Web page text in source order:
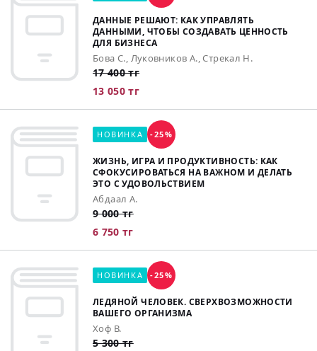
ДАННЫЕ РЕШАЮТ: КАК УПРАВЛЯТЬ
ДАННЫМИ, ЧТОБЫ СОЗДАВАТЬ ЦЕННОСТЬ
ДЛЯ БИЗНЕСА
Бова С., Луковников А., Стрекал Н.
17 400 тг
13 050 тг
НОВИНКА -25%
ЖИЗНЬ, ИГРА И ПРОДУКТИВНОСТЬ: КАК
СФОКУСИРОВАТЬСЯ НА ВАЖНОМ И ДЕЛАТЬ
ЭТО С УДОВОЛЬСТВИЕМ
Абдаал А.
9 000 тг
6 750 тг
НОВИНКА -25%
ЛЕДЯНОЙ ЧЕЛОВЕК. СВЕРХВОЗМОЖНОСТИ
ВАШЕГО ОРГАНИЗМА
Хоф В.
5 300 тг